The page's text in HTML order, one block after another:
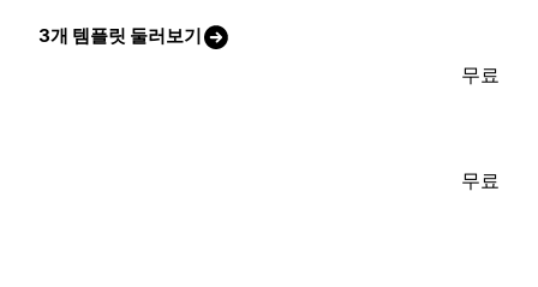
3개 템플릿 둘러보기
무료
무료